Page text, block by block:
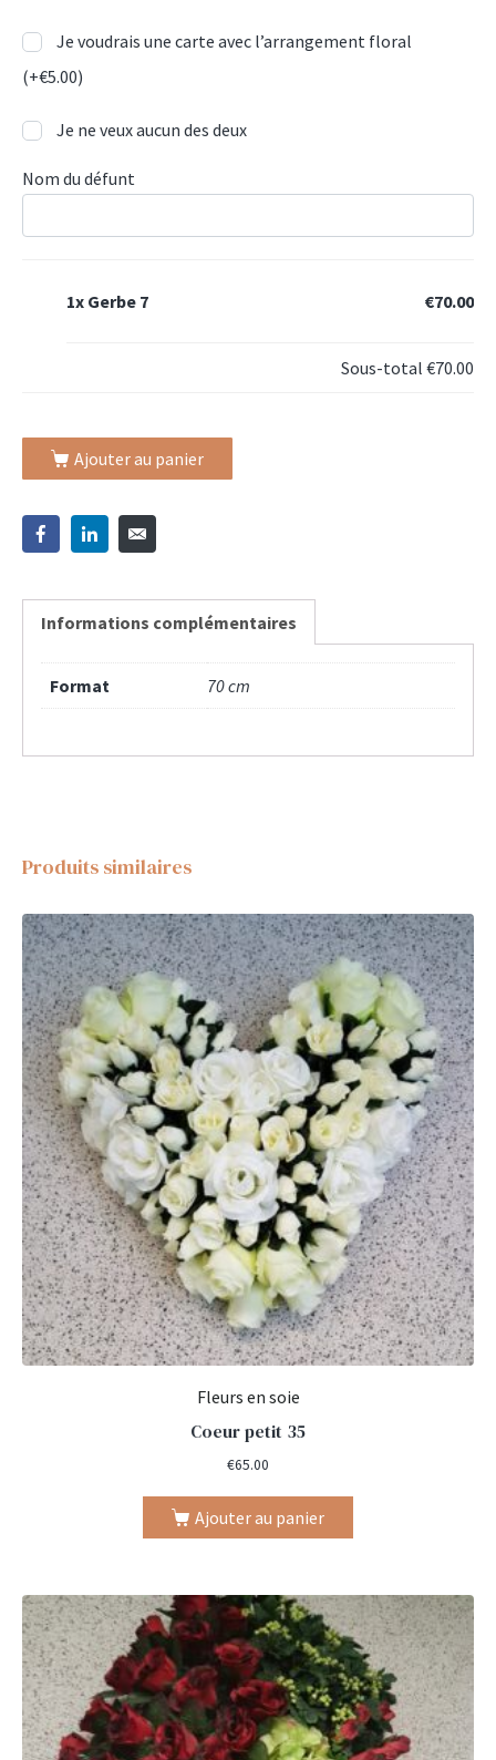
Je voudrais une carte avec l’arrangement floral
(+€5.00)
Je ne veux aucun des deux
Nom du défunt
1x Gerbe 7 €70.00
Sous-total €70.00
Ajouter au panier
Informations complémentaires
Format 70 cm
Produits similaires
Fleurs en soie
Coeur petit 35
€65.00
Ajouter au panier